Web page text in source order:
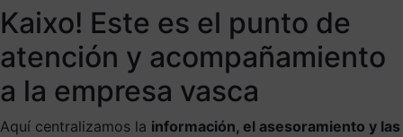
Kaixo! Este es el punto de
atención y acompañamiento
a la empresa vasca
Aquí centralizamos la información, el asesoramiento y las